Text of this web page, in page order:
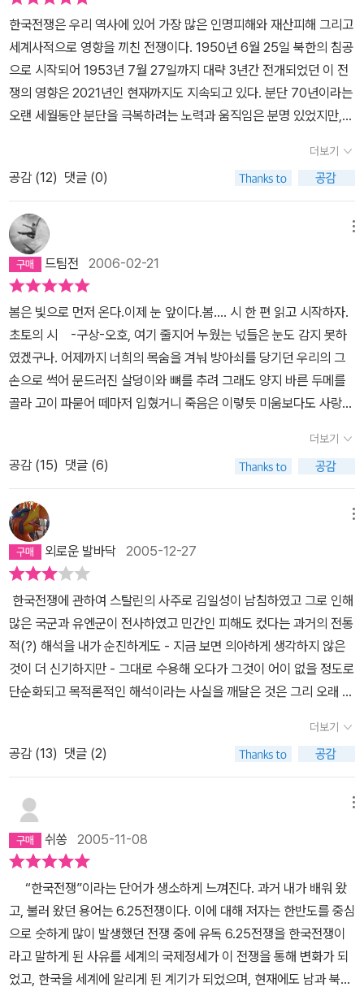
의 전선을 새로운 군사분계선으로 정하자고 제의한 데 반해, 공산군
측에서는 38도선을 군사분계선으로 정하자고 제안하였다. 유엔군
측의 제안에는 깊은 의미가 있었다. 물론 일차적인 이유는 시간을 끌
수록 화력이 우세한 유엔군 측이 좀 더 많은 영역을 확보할 수 있을 것
이라는 판단때문이었겠지만, 더 중요한 것은 <자료 44>에 나타나는
것처럼 시간이 흐를수록 적에게 더 많은 피해를 입힐 수 있을 것이라
고 판단했기 때문이다. 협상이 진행되는 동안에도 전투는 계속되었
고, 폭격기들은 계속 북한 지역을 폭격했다. 화력에서 우세한 유엔군
줄 수 있었다. (254 페이지) 상황이 이렇게 되자 이승만은 자신을 지
지하는 소수 국회의원들로 하여금 '대통령 직선제'를 골간으로 하는
헌법 개정안을 내놓게 했다. 그리고 관제 시위를 조직하여 내각제 개
헌을 추진하는 국회의원들에 대한 소환운동을 벌였다. 1952년 초 지
방자치단체 선거를 통해 국회 밖에서 세력을 획득한 이승만은 이들을
동원하여 국회의원들을 '매국노'로 몰아붙이며 압박한 것이다. 그러
나 국회는 아랑곳 않고 내각제 개헌을 추진하였다. 이에 이승만은 전
방에 있는 일부 부대를 부산으로 빼돌려 부산을 중심으로 한 경상남
도 지역에 계엄을 선포하였다. 부산 지역에 공비가 나타났다는 게 이
었다. 계엄령이 선포된 뒤, 국회의원들이 타고 가던 통근버스가 출근
길에 통째로 견인되어 그들 중 일부가 '국제공산당' 연루 혐의로 구속
되는 사태가 발생했다. 입법부의 기능은 완전히 정지되었다. 사태가
이에 이르자 발등에 불이 떨어진 것은 미국이었다. 미국과 함께 유엔
군으로 전쟁에 참여한 국가들의 대사관과 UNCURK에 참여한 각국
대표단의 항의가 주한미국 대사관, 유엔군 사령부, 심지어는 워싱턴
에까지 쏟아졌다. 자기들은 자유민주주의를 수호하고 북한의 침략을
막기 위해 귀중한 젊은이들의 생명을 희생하면서까지 한국을 돕고 있
는데, 정작 한국 정부가 자유민주주의를 존중하지 않는다면 참전 명
분이 없어지는 것이었다. (289~290 페이지) 한국전쟁 시기 북한
정권의 안정은 반미 이데올로기로부터 나왔다. 북한은 전쟁의 모든
책임을 미국에게 돌렸으며, 북한 주민들은 미 공군의 폭격으로 커다
라고 하는 특수한 체제가 존재할 수 있는 중요한 요인이다. (334 페
이지)
한국전쟁은 우리 역사에 있어 가장 많은 인명피해와 재산피해 그리고
세계사적으로 영향을 끼친 전쟁이다. 1950년 6월 25일 북한의 침공
으로 시작되어 1953년 7월 27일까지 대략 3년간 전개되었던 이 전
쟁의 영향은 2021년인 현재까지도 지속되고 있다. 분단 70년이라는
오랜 세월동안 분단을 극복하려는 노력과 움직임은 분명 있었지만,
의 마지막 보루’라는 표현을 쓰기도 한다. 한국전쟁은 남한과 북한 모
두에게 많은 피해와 영향을 주었다. 현재 북한이 강력한 반미주의 국
가가 된 것이나, 한국이 강력한 반공주의 국가가 된 것도 이 한국전쟁
이라는 사건을 통해 설명이 가능할 정도다. 한국전쟁이라는 주제는
미소냉전시대사에 있어서 중요한 전쟁이기도 하다. 비록 스탈린이 이
전쟁에 정규군대를 보내지는 않았으나, 북한의 김일성에게 막대한 무
기와 자금을 지원한 것은 명백한 사실이었다. 미국의 트루먼 행정부
는 전쟁 초기부터 신속히 군사개입을 했으며, 50만 가까이 되는 병력
을 한반도에 파병하기도 했었다. 이에 따라 한국전쟁은 미국의 대외
정책에도 변화를 가져왔었다. 한국전쟁이 또 다른 의미에서 특수한
전쟁이다. 왜냐하면 자본주의 진영과 사회주의 진영의 전선의 급반전
이 있었기 때문이다. 전쟁 초기 북한은 남한 땅 90%를 점령했었고,
인천상륙작전 이후 한국과 유엔군은 북한땅 90%를 점령했었다. 서
로가 거의 먹힐 뻔했던 상태에서 전세를 역전한 경험을 가지고 있다
여주기도 했다. 특히나 전쟁 초기 이승만 정부에 의해 자행된 국민보
도연맹 학살이나 서울 수복 이후 남한지역에서 벌어진 부역자 학살이
나 북한지역에서 벌어진 한국군에 의한 양민학살은 그 규모나 잔인성
에 있어서 상상을 초월했다. 1951년에 발생한 거창양민학살 사건의
전개를 보면 김종원이 지휘하는 한국군에 의해 총 1,400명이 학살당
했는데, 이들 중 대다수는 여성, 아이, 노인이었다. 미군에 의한 직접
적인 민간인 학살도 일어났고, 그것이 바로 노근리 학살이었다. 노근
리 학살에서 미군은 최소 300명에서 600명의 민간인을 전투기 기
총소사와 기관총과 소총 난사로 학살했다. 전쟁 초기 우익 군경에 의
서 잔혹하게 학살당했다. 이러한 점에 있어서 이승만은 대학살자 혹
은 코리안 킬링필드(Killing Field) 주도자라 해도 과언이 아니었다.
한국전쟁은 분명 냉전(Cold War)이라는 시대사적인 배경에서 일어
났다. 이 냉전의 성격을 가장 잘 보여주는 것이 미국의 핵공격 계획이
다. 미소냉전은 미국과 소련의 핵무기 경쟁과정이기도 했는데, 당시
미국은 한반도 북부와 만주에 핵무기를 투하하려는 계획을 세웠었다.
특히 이 계획은 유엔군 총 사령관이던 더글라스 맥아더(Douglas M
acArthur)가 적극 추진하려 했었다. 그러나 소련의 참전과 이에 대
한 스탈린의 맞대응이 무서웠던 트루먼은 맥아더를 해임시키고 제2
차 세계대전 당시 유럽 전선에서 공로를 쌓았단 매슈 리지웨이를 유
엔군 총사령관으로 임명함으로써, 이 계획을 실행하지 않았다. 아마
도 1949년 소련이 자체적으로 개발한 수소폭탄을 우려한 것으로 판
더보기
공감 (12) 댓글 (0)
드팀전 2006-02-21
봄은 빛으로 먼저 온다.이제 눈 앞이다.봄.... 시 한 편 읽고 시작하자.
초토의 시 -구상-오호, 여기 줄지어 누웠는 넋들은 눈도 감지 못하
였겠구나. 어제까지 너희의 목숨을 겨눠 방아쇠를 당기던 우리의 그
손으로 썩어 문드러진 살덩이와 뼈를 추려 그래도 양지 바른 두메를
골라 고이 파묻어 떼마저 입혔거니 죽음은 이렇듯 미움보다도 사랑보
야 할 고향 땅은 삼십 리면 가로 막히고, 무주 공산(無主空山)의 적
막만이 천만 근 나의 가슴을 억누르는데 살아서는 너희가 나와 미움
으로 맺혔건만, 이제는 오히려 너희의 풀지 못한 원한이 나의 바램 속
에 깃들여 있도다. 손에 닿을 듯한 봄 하늘에 구름은 무심히도 북으로
흘러가고, 어디서 울려 오는 포성(砲聲) 몇 발, 나는 그만 이 은원(恩
怨)의 무덤 앞에 목놓아 버린다. --------------------------------
-----------전쟁이 끝난지 50년이 넘었다.하지만 지금도 지리산 어
느 골짜기엔 이름 없는 파르티잔의 원혼들이 녹아내려가는 잔설과
함께 봄을 맞고 있을 것이다.한국 전쟁은 우리에게 너무 많이 알려져
서 또 너무 모르고 있는 전쟁이다.전쟁 세대의 직접적 경험은 너무도
강렬해서 객관의 시각을 압도한다.또한 한 쪽만을 강요한 정권은 반
공 이데올로기로 무장한 가치를 다음 세대에게 전수했다.절차적 민주
화가 어느정도 이루어진 후에도 사람들의 기억 속에 한국전쟁은 6.2
5사변이며 북괴의 남침 야욕이다.이 관념은 너무도 강해서 대한미국
수언론의 몇 줄 기사에 흥분하여 돌을 던진다.그들의 앙다문 입술과
눈매에선 마치 탱크를 향해 육탄돌격을 마다 않던 학도병의 결연한
의지마저 엿보인다.이제는 좀 달라져도 될 만큼 시간이 흘렀는데.......
대학교 1학년 세미나가 떠오른다. 신입생들을 가장 당혹케 하는 역사
공부시간.고등학교에선 거의 배우지 않았던 현대사의 숨은 이야기들
이 재미와 혼란을 가중시켰다. 한국 전쟁 이야기까지 역사가 흘러가
면 곳곳에서 끙끙 거리는 소리가 들렸다.신입생들의 반응은 대게
'끙...그게 아닌데' '북한놈들이 그런거 아니야' 대개 이런 반응들이다.
더보기
공감 (15) 댓글 (6)
외로운 발바닥 2005-12-27
한국전쟁에 관하여 스탈린의 사주로 김일성이 남침하였고 그로 인해
많은 국군과 유엔군이 전사하였고 민간인 피해도 컸다는 과거의 전통
적(?) 해석을 내가 순진하게도 - 지금 보면 의아하게 생각하지 않은
것이 더 신기하지만 - 그대로 수용해 오다가 그것이 어이 없을 정도로
단순화되고 목적론적인 해석이라는 사실을 깨달은 것은 그리 오래 전
수 있었다. 이 책을 읽다보면 한국이 미국의 국익에 어떤 의미를 가졌
으며 그에 따라 어떤 정책의 변화가 이루어졌고, 그것이 어떻게 우리
나라에 영향을 미쳤는지 그 단면을 볼 수가 있다. 해방 전후 촉발된 좌
우익의 갈등과 그 배후의 미국과 소련의 입장, 미국과 소련의 분할점
령과 그로 인한 갈등의 심화 및 대립의 고착화, 그리고 곧이은 전쟁의
발발. 이렇게 숨가쁘게 이어지는 해방직후의 비극적인 역사는 지금도
남북한의 분단과 갈등, 그리고 이념논쟁의 굴레에서 벗어나지 못한
우리 사회를 볼 때 더욱 안타깝게 느껴진다. 저자의 견해대로라면 우
리 사회가 외세의 개입 속에서도 분단을 극복하고 통일된 사회를 이
룰 수 있는 기회가 몇 번이나 있었다. 그런데 우리는 그 기회를 놓쳐
버렸고, 그 참담한 결과는 아직도 우리 모두의 발목을 잡고 있는 것이
다. 책을 읽으면서 우리의 현대사에 절대적인 영향을 미쳐온 미국에
더보기
공감 (13) 댓글 (2)
쉬쏭 2005-11-08
“한국전쟁”이라는 단어가 생소하게 느껴진다. 과거 내가 배워 왔
고, 불러 왔던 용어는 6.25전쟁이다. 이에 대해 저자는 한반도를 중심
으로 숫하게 많이 발생했던 전쟁 중에 유독 6.25전쟁을 한국전쟁이
라고 말하게 된 사유를 세계의 국제정세가 이 전쟁을 통해 변화가 되
었고, 한국을 세계에 알리게 된 계기가 되었으며, 현재에도 남과 북으